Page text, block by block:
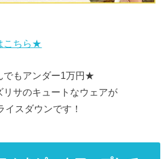
こちら★
でもアンダー1万円★
サのキュートなウェアが
スダウンです！